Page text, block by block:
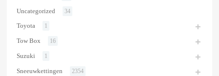
Uncategorized 34
Toyota 1
Tow Box 16
Suzuki 1
Sneeuwkettingen 2354